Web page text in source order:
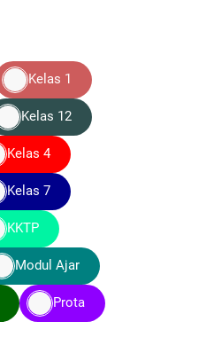
Kelas 1
Kelas 12
Kelas 4
Kelas 7
KKTP
Modul Ajar
Prota